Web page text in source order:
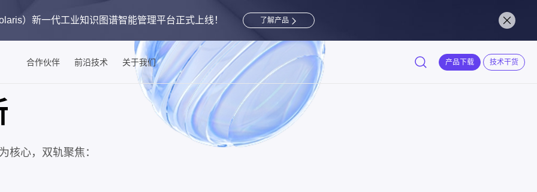
） 新一代工业知识图谱智能管理平台正式上线！ 了解产品
产品下载 技术干货
合作伙伴 前沿技术 关于我们
核心，双轨聚焦：